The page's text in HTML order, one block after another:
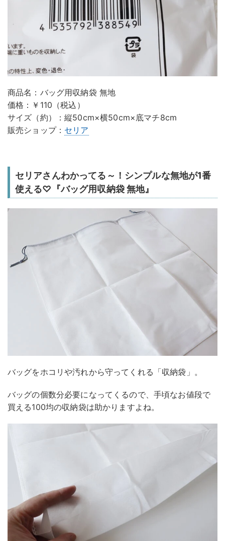
商品名：バッグ用収納袋 無地
価格：￥110（税込）
サイズ（約）：縦50cm×横50cm×底マチ8cm
販売ショップ： セリア
セリアさんわかってる～！シンプルな無地が1番
使える♡『バッグ用収納袋 無地』
バッグをホコリや汚れから守ってくれる「収納袋」。
バッグの個数分必要になってくるので、手頃なお値段で
買える100均の収納袋は助かりますよね。